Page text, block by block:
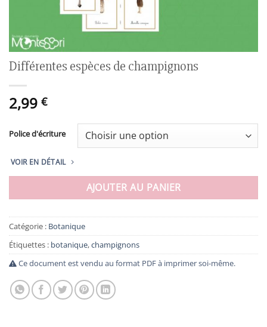
Différentes espèces de champignons
2,99 €
Police d'écriture
VOIR EN DÉTAIL
AJOUTER AU PANIER
Catégorie : Botanique
Étiquettes : botanique,champignons
Ce document est vendu au format PDF à imprimer soi-même.